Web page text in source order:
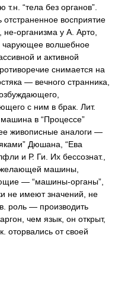
“тела без органов”.
восприятие
не-организма у А. Арто,
чарующее волшебное
и активной
снимается на
— вечного странника,
с ним в брак. Лит.
в “Процессе”
живописные аналоги —
Дюшана, “Ева
и Р. Ги. Их бессознат.,
желающей машины,
— “машины-органы”,
не имеют значений, не
роль — производить
чем язык, он открыт,
оторвались от своей